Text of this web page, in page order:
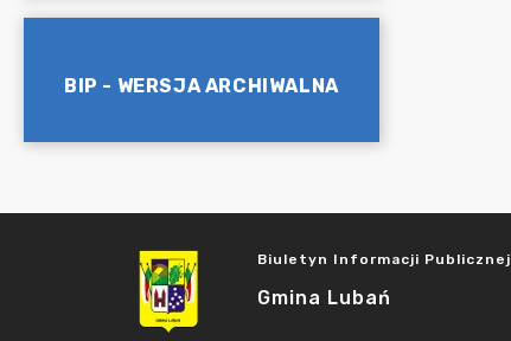
BIP - WERSJA ARCHIWALNA
Biuletyn Informacji Publicznej
Gmina Lubań